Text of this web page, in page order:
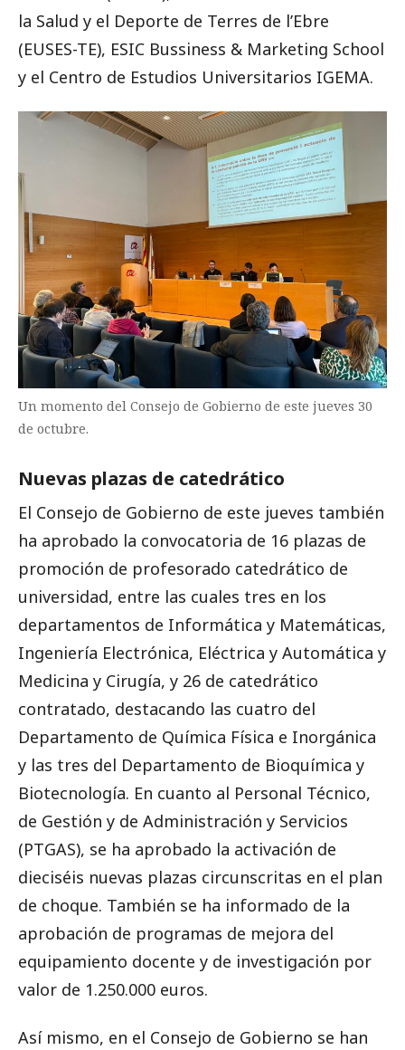
la Salud y el Deporte de Terres de l’Ebre
(EUSES-TE), ESIC Bussiness & Marketing School
y el Centro de Estudios Universitarios IGEMA.
Un momento del Consejo de Gobierno de este jueves 30
de octubre.
Nuevas plazas de catedrático
El Consejo de Gobierno de este jueves también
ha aprobado la convocatoria de 16 plazas de
promoción de profesorado catedrático de
universidad, entre las cuales tres en los
departamentos de Informática y Matemáticas,
Ingeniería Electrónica, Eléctrica y Automática y
Medicina y Cirugía, y 26 de catedrático
contratado, destacando las cuatro del
Departamento de Química Física e Inorgánica
y las tres del Departamento de Bioquímica y
Biotecnología. En cuanto al Personal Técnico,
de Gestión y de Administración y Servicios
(PTGAS), se ha aprobado la activación de
dieciséis nuevas plazas circunscritas en el plan
de choque. También se ha informado de la
aprobación de programas de mejora del
equipamiento docente y de investigación por
valor de 1.250.000 euros.
Así mismo, en el Consejo de Gobierno se han